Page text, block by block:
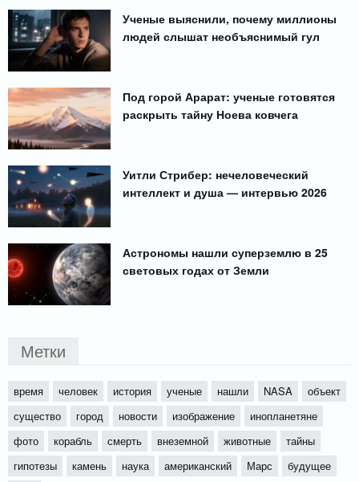
Ученые выяснили, почему миллионы
людей слышат необъяснимый гул
Под горой Арарат: ученые готовятся
раскрыть тайну Ноева ковчега
Уитли Стрибер: нечеловеческий
интеллект и душа — интервью 2026
Астрономы нашли суперземлю в 25
световых годах от Земли
Метки
время человек история ученые нашли NASA
объект
существо
город новости изображение
инопланетяне
фото
корабль смерть внеземной животные
тайны
гипотезы
камень наука американский Марс будущее